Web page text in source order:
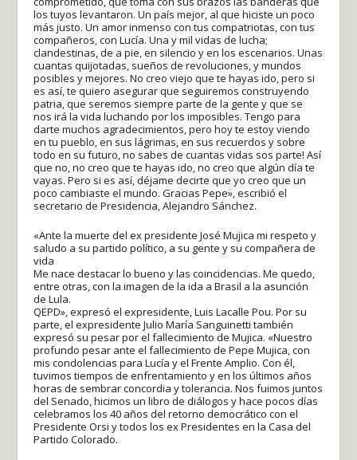
los tuyos levantaron. Un país mejor, al que hiciste un poco
más justo. Un amor inmenso con tus compatriotas, con tus
compañeros, con Lucía. Una y mil vidas de lucha;
clandestinas, de a pie, en silencio y en los escenarios. Unas
cuantas quijotadas, sueños de revoluciones, y mundos
posibles y mejores. No creo viejo que te hayas ido, pero si
es así, te quiero asegurar que seguiremos construyendo
patria, que seremos siempre parte de la gente y que se
nos irá la vida luchando por los imposibles. Tengo para
darte muchos agradecimientos, pero hoy te estoy viendo
en tu pueblo, en sus lágrimas, en sus recuerdos y sobre
todo en su futuro, no sabes de cuantas vidas sos parte! Así
que no, no creo que te hayas ido, no creo que algún día te
vayas. Pero si es así, déjame decirte que yo creo que un
poco cambiaste el mundo. Gracias Pepe», escribió el
secretario de Presidencia, Alejandro Sánchez.
«Ante la muerte del ex presidente José Mujica mi respeto y
saludo a su partido político, a su gente y su compañera de
vida
Me nace destacar lo bueno y las coincidencias. Me quedo,
entre otras, con la imagen de la ida a Brasil a la asunción
de Lula.
QEPD», expresó el expresidente, Luis Lacalle Pou. Por su
parte, el expresidente Julio María Sanguinetti también
expresó su pesar por el fallecimiento de Mujica. «Nuestro
profundo pesar ante el fallecimiento de Pepe Mujica, con
mis condolencias para Lucía y el Frente Amplio. Con él,
tuvimos tiempos de enfrentamiento y en los últimos años
horas de sembrar concordia y tolerancia. Nos fuimos juntos
del Senado, hicimos un libro de diálogos y hace pocos días
celebramos los 40 años del retorno democrático con el
Presidente Orsi y todos los ex Presidentes en la Casa del
Partido Colorado.